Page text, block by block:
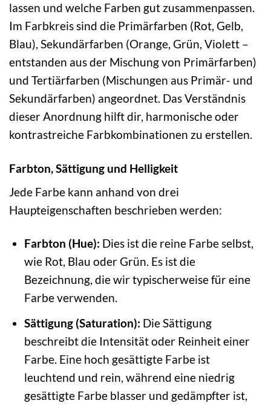
lassen und welche Farben gut zusammenpassen.
Im Farbkreis sind die Primärfarben (Rot, Gelb,
Blau), Sekundärfarben (Orange, Grün, Violett –
entstanden aus der Mischung von Primärfarben)
und Tertiärfarben (Mischungen aus Primär- und
Sekundärfarben) angeordnet. Das Verständnis
dieser Anordnung hilft dir, harmonische oder
kontrastreiche Farbkombinationen zu erstellen.
Farbton, Sättigung und Helligkeit
Jede Farbe kann anhand von drei
Haupteigenschaften beschrieben werden:
Farbton (Hue): Dies ist die reine Farbe selbst,
wie Rot, Blau oder Grün. Es ist die
Bezeichnung, die wir typischerweise für eine
Farbe verwenden.
Sättigung (Saturation): Die Sättigung
beschreibt die Intensität oder Reinheit einer
Farbe. Eine hoch gesättigte Farbe ist
leuchtend und rein, während eine niedrig
gesättigte Farbe blasser und gedämpfter ist,